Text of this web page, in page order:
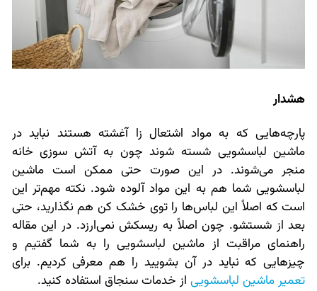
هشدار
پارچه‌هایی که به مواد اشتعال زا آغشته هستند نباید در
ماشین لباسشویی شسته شوند چون به آتش سوزی خانه
منجر می‌شوند. در این صورت حتی ممکن است ماشین
لباسشویی شما هم به این مواد آلوده شود. نکته مهم‌تر این
است که اصلاً این لباس‌ها را توی خشک کن هم نگذارید، حتی
بعد از شستشو. چون اصلاً به ریسکش نمی‌ارزد. در این مقاله
راهنمای مراقبت از ماشین لباسشویی را به شما گفتیم و
چیزهایی که نباید در آن بشویید را هم معرفی کردیم. برای
تعمیر ماشین لباسشویی از خدمات سنجاق استفاده کنید.